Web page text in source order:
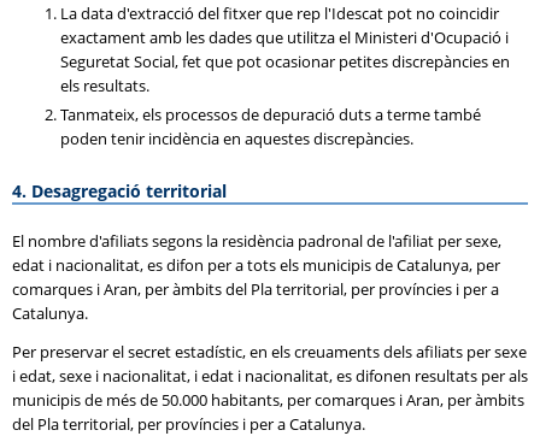
La data d'extracció del fitxer que rep l'Idescat pot no coincidir
exactament amb les dades que utilitza el Ministeri d'Ocupació i
Seguretat Social, fet que pot ocasionar petites discrepàncies en
els resultats.
Tanmateix, els processos de depuració duts a terme també
poden tenir incidència en aquestes discrepàncies.
4. Desagregació territorial
El nombre d'afiliats segons la residència padronal de l'afiliat per sexe,
edat i nacionalitat, es difon per a tots els municipis de Catalunya, per
comarques i Aran, per àmbits del Pla territorial, per províncies i per a
Catalunya.
Per preservar el secret estadístic, en els creuaments dels afiliats per sexe
i edat, sexe i nacionalitat, i edat i nacionalitat, es difonen resultats per als
municipis de més de 50.000 habitants, per comarques i Aran, per àmbits
del Pla territorial, per províncies i per a Catalunya.